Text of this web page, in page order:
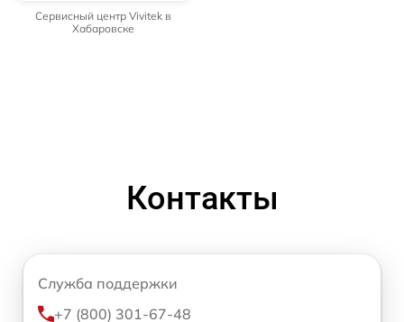
Сервисный центр Vivitek в
Хабаровске
Контакты
Служба поддержки
+7 (800) 301-67-48